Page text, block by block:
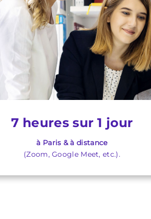
7 heures sur 1 jour
à Paris & à distance
(Zoom, Google Meet, etc.).